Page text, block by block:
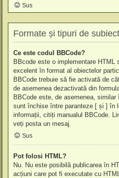
Sus
Formate și tipuri de
Ce este codul BBCode?
BBcode este o implementare HTML
excelent în format al obiectelor
BBCode trebuie să fie activată de
de asemenea dezactivată din
BBCode este, de asemenea,
sunt închise între paranteze [ și ] în
informații, citiți manualul BBCode.
veți posta un mesaj.
Sus
Pot folosi HTML?
Nu. Nu este posibilă publicarea în
acțiuni care pot fi executate cu